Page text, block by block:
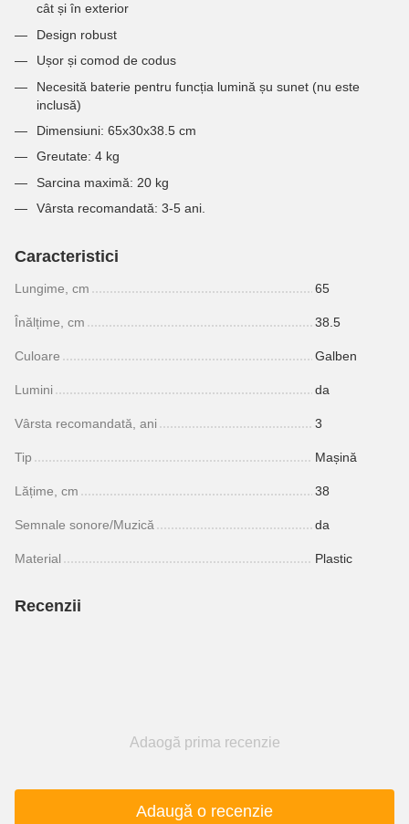
cât și în exterior
Design robust
Ușor și comod de codus
Necesită baterie pentru funcția lumină șu sunet (nu este
inclusă)
Dimensiuni: 65x30x38.5 cm
Greutate: 4 kg
Sarcina maximă: 20 kg
Vârsta recomandată: 3-5 ani.
Caracteristici
Lungime, cm 65
Înălțime, cm 38.5
Culoare Galben
Lumini da
Vârsta recomandată, ani 3
Tip Mașină
Lățime, cm 38
Semnale sonore/Muzică da
Material Plastic
Recenzii
Adaogă prima recenzie
Adaugă o recenzie